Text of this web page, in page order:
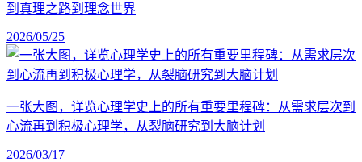
到真理之路到理念世界
2026/05/25
一张大图，详览心理学史上的所有重要里程碑：从需求层次到
心流再到积极心理学，从裂脑研究到大脑计划
2026/03/17